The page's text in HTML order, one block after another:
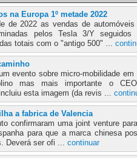
na Europa 1º metade 2022
de 2022 as vendas de
pelos Tesla 3/Y
totais com o "antigo 500" ...
evento sobre micro-mobilidade
mas mais importante o
esta imagem (da revis ...
a fabrica de Valencia
confirmaram uma joint venture
para que a marca chinesa
Deverá ser ofi ... continuar